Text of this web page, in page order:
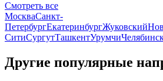
Смотреть все
МоскваСанкт-
ПетербургЕкатеринбургЖуковский
СитиСургутТашкентУрумчи
Другие популярные